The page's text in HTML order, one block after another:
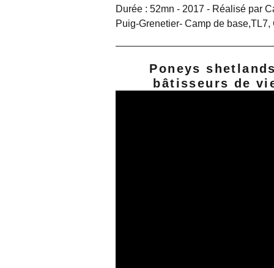
Durée : 52mn - 2017 - Réalisé par
Puig-Grenetier- Camp de base,TL7,
Poneys
bâtisseurs de